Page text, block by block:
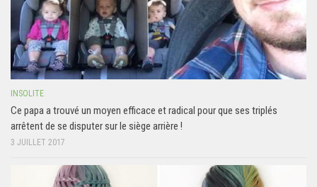
INSOLITE
Ce papa a trouvé un moyen efficace et radical pour que ses triplés
arrêtent de se disputer sur le siège arrière !
3 JUILLET 2017